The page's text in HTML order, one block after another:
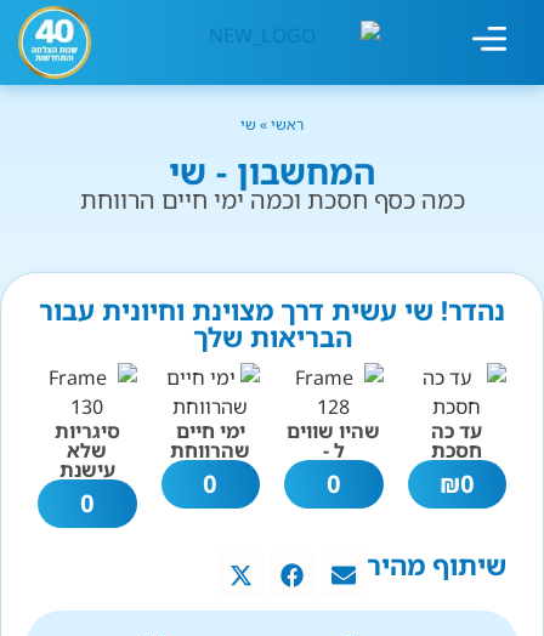
ראשי» שי
המחשבון - שי
כמה כסף חסכת וכמה ימי חיים הרווחת
נהדר! שי עשית דרך מצוינת וחיונית עבור
הבריאות שלך
עד כה
חסכת
0
₪
שהיו שווים
ל -
0
ימי חיים
שהרווחת
0
סיגריות
שלא
עישנת
0
שיתוף מהיר